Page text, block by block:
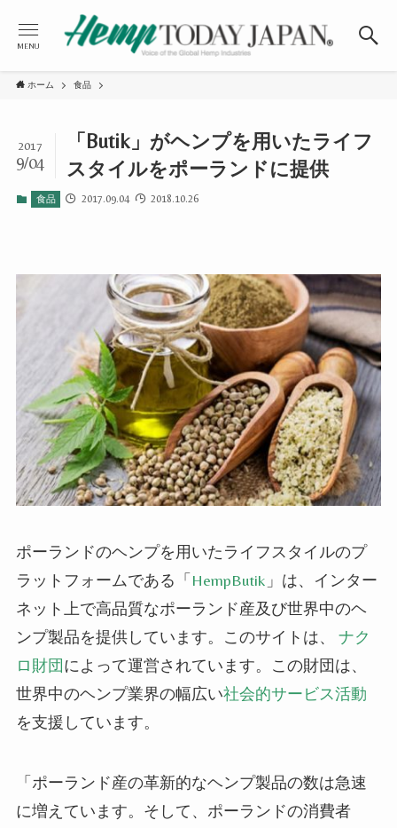
MENU
ホーム 食品
「Butik」がヘンプを用いたライフ
スタイルをポーランドに提供
2017
9/04
食品 2017.09.04 2018.10.26
ポーランドのヘンプを用いたライフスタイルのプ
ラットフォームである「HempButik 」は、インター
ネット上で高品質なポーランド産及び世界中のヘ
ンプ製品を提供しています。このサイトは、
ナク
ロ財団によって運営されています。この財団は、
世界中のヘンプ業界の幅広い社会的サービス活動
を支援しています。
「ポーランド産の革新的なヘンプ製品の数は急速
に増えています。そして、ポーランドの消費者